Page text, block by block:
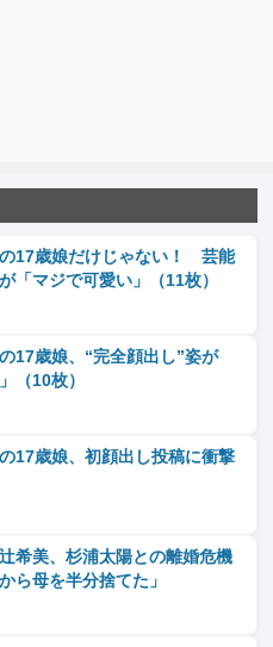
の17歳娘だけじゃない！ 芸能
「マジで可愛い」（11枚）
17歳娘、“完全顔出し”姿が
（10枚）
の17歳娘、初顔出し投稿に衝撃
希美、杉浦太陽との離婚危機
ら母を半分捨てた」